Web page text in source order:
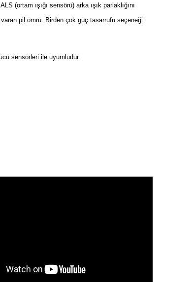
ışığı sensörü) arka ışık parlaklığını
pil ömrü. Birden çok güç tasarrufu seçeneği
sensörleri ile uyumludur.